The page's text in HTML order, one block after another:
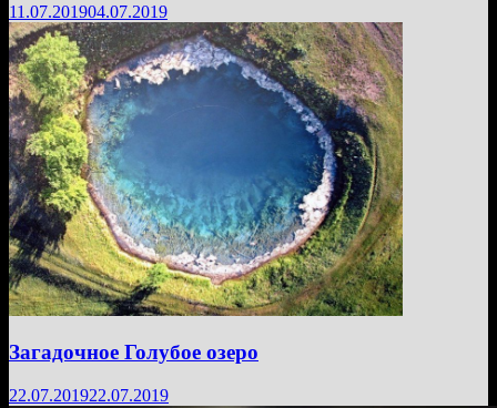
11.07.201904.07.2019
Загадочное Голубое озеро
22.07.201922.07.2019